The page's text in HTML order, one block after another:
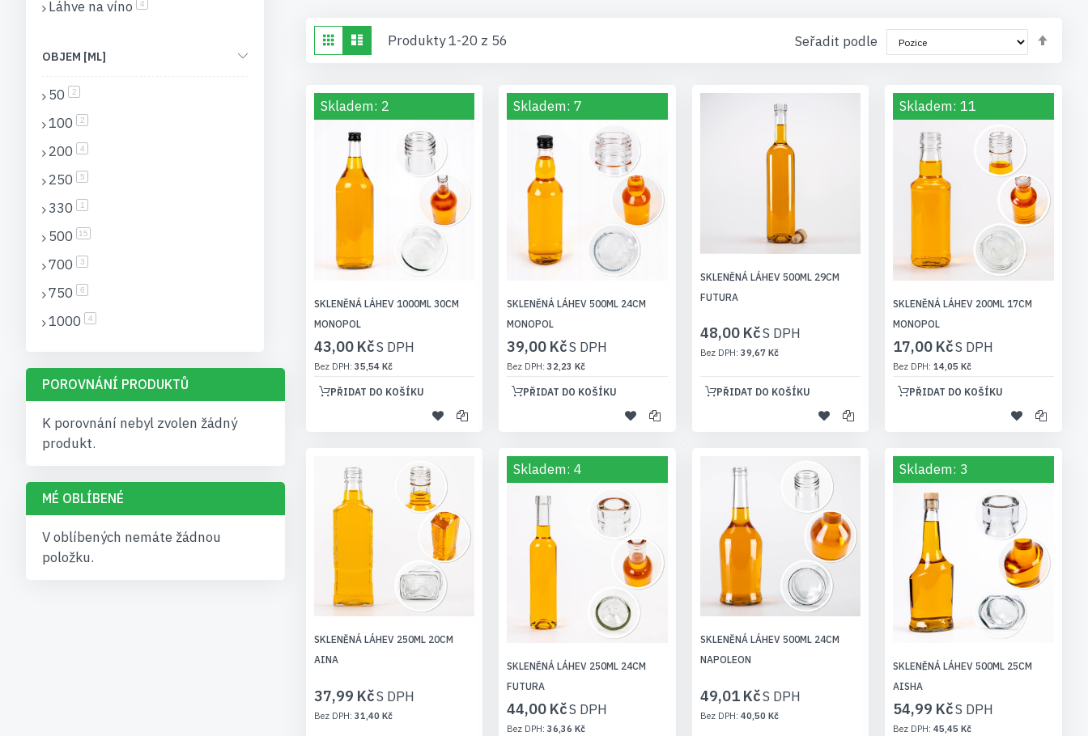
Zobrazení
Mřížka Seznam
Produkty1-20 z 56 Seřadit podle
Skladem: 2
SKLENĚNÁ LÁHEV 1000ML 30CM
MONOPOL
43,00 Kč
35,54 Kč
PŘIDAT DO KOŠÍKU
Skladem: 7
SKLENĚNÁ LÁHEV 500ML 24CM
MONOPOL
39,00 Kč
32,23 Kč
PŘIDAT DO KOŠÍKU
SKLENĚNÁ LÁHEV 500ML 29CM
FUTURA
48,00 Kč
39,67 Kč
PŘIDAT DO KOŠÍKU
Skladem: 11
SKLENĚNÁ LÁHEV 200ML 17CM
MONOPOL
17,00 Kč
14,05 Kč
PŘIDAT DO KOŠÍKU
SKLENĚNÁ LÁHEV 250ML 20CM
AINA
37,99 Kč
31,40 Kč
Skladem: 4
SKLENĚNÁ LÁHEV 250ML 24CM
FUTURA
44,00 Kč
36,36 Kč
SKLENĚNÁ LÁHEV 500ML 24CM
NAPOLEON
49,01 Kč
40,50 Kč
Skladem: 3
SKLENĚNÁ LÁHEV 500ML 25CM
AISHA
54,99 Kč
45,45 Kč
Láhve na víno 4
OBJEM [ML]
50 2položky
100 2položky
200 4
250 5položky
330 1
500 15
700 3položky
750 6položky
1000 4
POROVNÁNÍ PRODUKTŮ
K porovnání nebyl zvolen žádný
produkt.
MÉ OBLÍBENÉ
V oblíbených nemáte žádnou
položku.